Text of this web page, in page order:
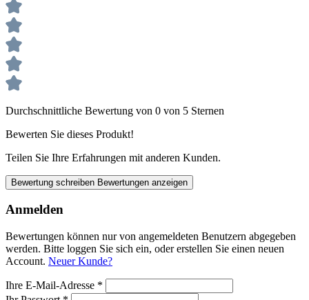
Durchschnittliche Bewertung von 0 von 5 Sternen
Bewerten Sie dieses Produkt!
Teilen Sie Ihre Erfahrungen mit anderen Kunden.
Bewertung schreiben Bewertungen anzeigen
Anmelden
Bewertungen können nur von angemeldeten Benutzern abgegeben
werden. Bitte loggen Sie sich ein, oder erstellen Sie einen neuen
Account. Neuer Kunde?
Ihre E-Mail-Adresse *